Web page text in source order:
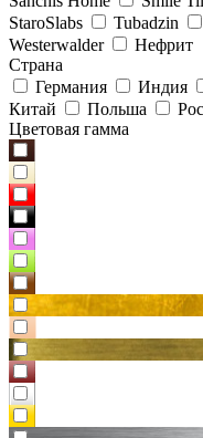
StaroSlabs
Tubadzin
Westerwalder
Нефрит
Страна
Германия
Индия
Китай
Польша
Цветовая гамма